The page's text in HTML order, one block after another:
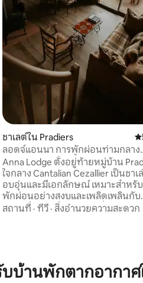
5.0 จาก 5, 23 รีวิว
ชาเลต์ใน Pradiers ค
ลอดจ์แอนนา การพักผ่อนท่ามกลาง
ธรรมชาติและอ่างน้ำแบบนอร์ดิก-ก็อ
Anna Lodge ตั้งอยู่ท้ายหมู่บ้าน
ใจกลาง Cantalian Cezallier เป็นชา
อบอุ่นและมีเอกลักษณ์ เหมาะสำหรั
พักผ่อนอย่างสงบและเพลิดเพลินกับ
ธรรมชาติ การเดินป่า การปั่นจักรยา
เดียวกัน หากต้องการทราบข้อมูล โ
ที่โปรไฟล์เจ้าของที่พัก Airbnb ของฉั
สถานที่ · ทีวี · สิ่งอำนวยความสะดวก
บ้านพักตากอากาศ